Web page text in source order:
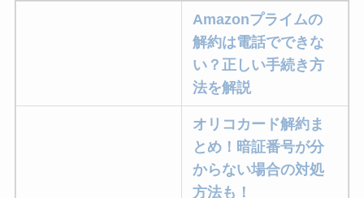
Amazonプライムの
解約は電話でできな
い？正しい手続き方
法を解説
オリコカード解約ま
とめ！暗証番号が分
からない場合の対処
方法も！